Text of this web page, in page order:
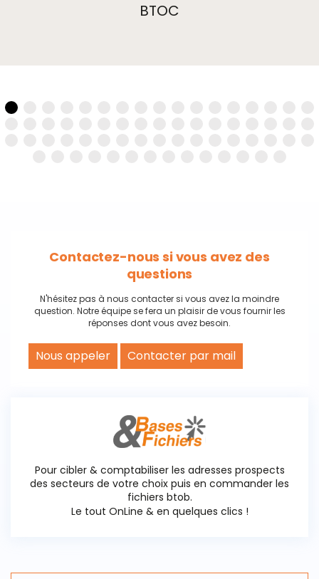
BTOC
Contactez-nous si vous avez des
questions
N'hésitez pas à nous contacter si vous avez la moindre
question. Notre équipe se fera un plaisir de vous fournir les
réponses dont vous avez besoin.
Nous appeler Contacter par mail
Pour cibler & comptabiliser les adresses prospects
des secteurs de votre choix puis en commander les
fichiers btob.
Le tout OnLine & en quelques clics !